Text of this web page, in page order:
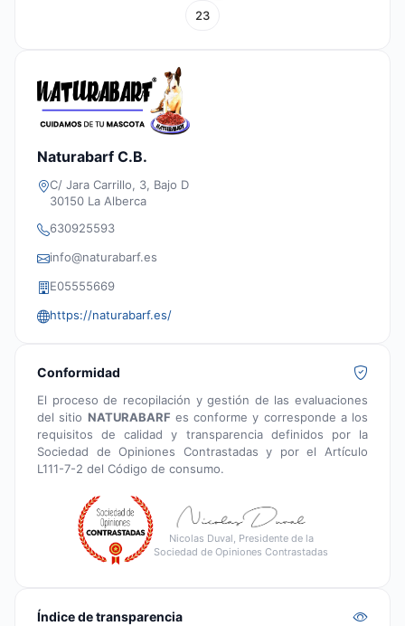
23
Naturabarf C.B.
C/ Jara Carrillo, 3, Bajo D
30150 La Alberca
630925593
info@naturabarf.es
E05555669
https://naturabarf.es/
Conformidad
El proceso de recopilación y gestión de las evaluaciones
del sitio NATURABARF es conforme y corresponde a los
requisitos de calidad y transparencia definidos por la
Sociedad de Opiniones Contrastadas y por el Artículo
L111-7-2 del Código de consumo.
Nicolas Duval, Presidente de la
Sociedad de Opiniones Contrastadas
Índice de transparencia